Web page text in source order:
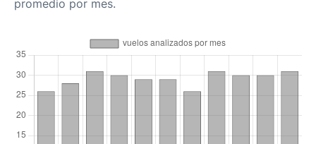
promedio por mes.